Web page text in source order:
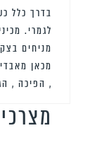
בדרך כלל
לגמרי.
מניחים
מכאן
, הפיכה ,